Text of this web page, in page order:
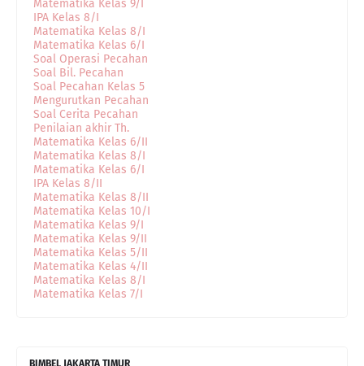
Matematika Kelas 9/I
IPA Kelas 8/I
Matematika Kelas 8/I
Matematika Kelas 6/I
Soal Operasi Pecahan
Soal Bil. Pecahan
Soal Pecahan Kelas 5
Mengurutkan Pecahan
Soal Cerita Pecahan
Penilaian akhir Th.
Matematika Kelas 6/II
Matematika Kelas 8/I
Matematika Kelas 6/I
IPA Kelas 8/II
Matematika Kelas 8/II
Matematika Kelas 10/I
Matematika Kelas 9/I
Matematika Kelas 9/II
Matematika Kelas 5/II
Matematika Kelas 4/II
Matematika Kelas 8/I
Matematika Kelas 7/I
BIMBEL JAKARTA TIMUR